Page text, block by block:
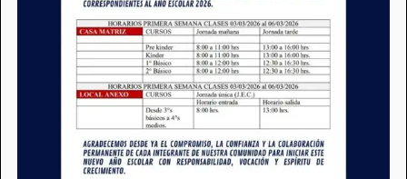
Bear Facts
Graduate Division
Research at Our School
Textbooks: Cal Student Store